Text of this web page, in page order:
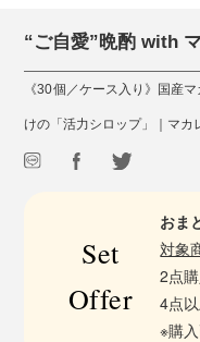
“ご自愛”晩酌 with
《30個／ケース入り》国産
けの「活力シロップ」｜マカ
Set
Offer
おま
対象
2点
4点
※購